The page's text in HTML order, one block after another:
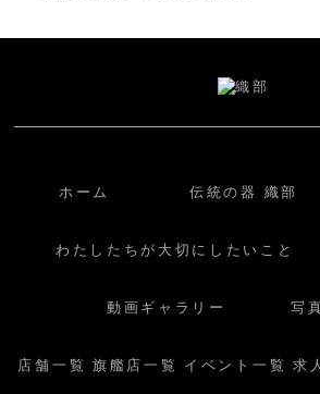
ホーム 伝統の器 織部
わたしたちが大切にしたいこと
動画ギャラリー 写
店舗一覧 旗艦店一覧 イベント一覧 求